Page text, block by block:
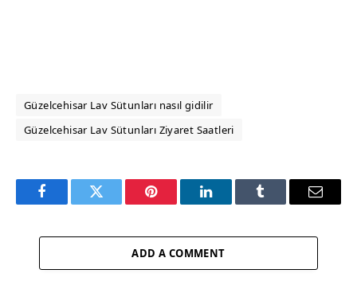
Güzelcehisar Lav Sütunları nasıl gidilir
Güzelcehisar Lav Sütunları Ziyaret Saatleri
FacebookTwitter Pinterest LinkedInTumblr Email
ADD A COMMENT